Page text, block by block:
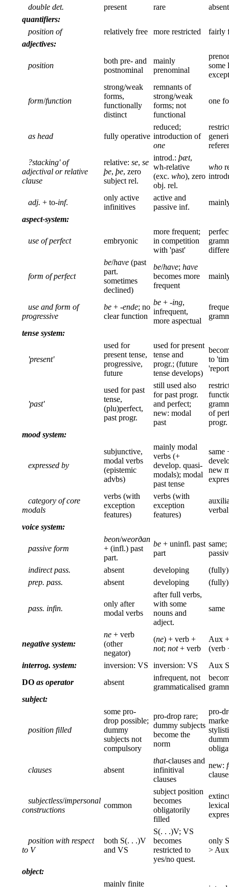
double det. present rare
absent
quantifiers:
position of
relatively free more restricted
fairly
adjectives:
position
both pre- and
postnominal
mainly
prenominal
some
form/function
strong/weak
forms,
functionally
distinct
remnants of
strong/weak
forms; not
functional
one
as head fully operative
reduced;
introduction of
one
?stacking' of
adjectival or relative
clause
relative: se, se
þe, þe, zero
subject rel.
introd.: þæt,
wh-relative
(exc. who), zero
obj. rel.
who
adj. + to-inf.
only active
infinitives
active and
passive inf.
aspect-system:
use of perfect embryonic
more frequent;
in competition
with 'past'
form of perfect
be/have (past
part.
sometimes
declined)
be/have; have
becomes more
frequent
use and form of
progressive
be + -ende; no
clear function
be + -ing,
infrequent,
more aspectual
tense system:
'present'
used for
present tense,
progressive,
future
used for present
tense and
progr.; (future
tense develops)
to
'past'
used for past
tense,
(plu)perfect,
past progr.
still used also
for past progr.
and perfect;
new: modal
past
of
progr.
mood system:
expressed by
subjunctive,
modal verbs
(epistemic
advbs)
mainly modal
verbs (+
develop. quasi-
modals); modal
past tense
same
new
category of core
modals
verbs (with
exception
features)
verbs (with
exception
features)
voice system:
passive form
beon/weorðan
+ (infl.) past
part.
be + uninfl. past
part
indirect pass.
absent developing
(fully)
prep. pass.
absent developing (fully)
pass. infin.
only after
modal verbs
after full verbs,
with some
nouns and
adject.
same
negative system:
ne + verb
(other
negator)
(ne) + verb +
not; not+ verb
Aux
(verb
interrog. system:
inversion: VS inversion: VS
Aux
DO as operator absent
infrequent, not
grammaticalised
subject:
position filled
some pro-
drop possible;
dummy
subjects not
compulsory
pro-drop rare;
dummy subjects
become the
norm
pro-
clauses absent
that-clauses and
infinitival
clauses
new:
subjectless/impersonal
constructions
common
subject position
becomes
obligatorily
filled
position with respect
to V
both S(. . .)V
and VS
S(. . .)V; VS
becomes
restricted to
yes/no quest.
only
>
object:
mainly finite